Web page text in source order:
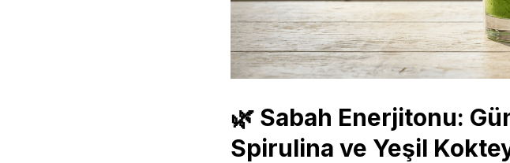
🌿 Sabah Enerjitonu:
Spirulina ve Yeşil